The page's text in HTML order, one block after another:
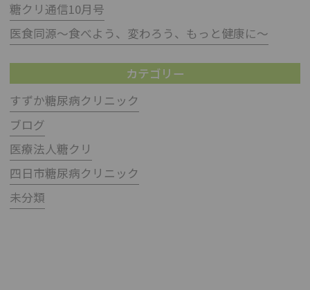
糖クリ通信10月号
医食同源～食べよう、変わろう、もっと健康に～
カテゴリー
すずか糖尿病クリニック
ブログ
医療法人糖クリ
四日市糖尿病クリニック
未分類